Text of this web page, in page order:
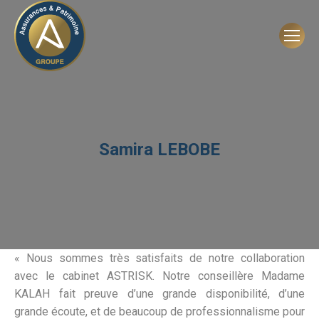
Samira LEBOBE
« Nous sommes très satisfaits de notre collaboration
avec le cabinet ASTRISK. Notre conseillère Madame
KALAH fait preuve d’une grande disponibilité, d’une
grande écoute, et de beaucoup de professionnalisme pour